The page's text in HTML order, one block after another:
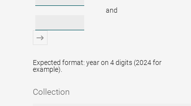
and
Expected format: year on 4 digits (2024 for
example).
Collection